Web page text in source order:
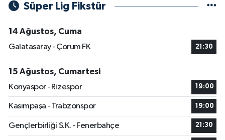
Süper Lig Fikstür
14 Ağustos, Cuma
Galatasaray - Çorum FK
21:30
15 Ağustos, Cumartesi
Konyaspor - Rizespor
19:00
Kasımpaşa - Trabzonspor 19:00
Gençlerbirliği S.K. - Fenerbahçe 21:30